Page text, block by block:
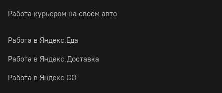
Работа курьером на своём авто
Работа в Яндекс.Еда
Работа в Яндекс.Доставка
Работа в Яндекс GO